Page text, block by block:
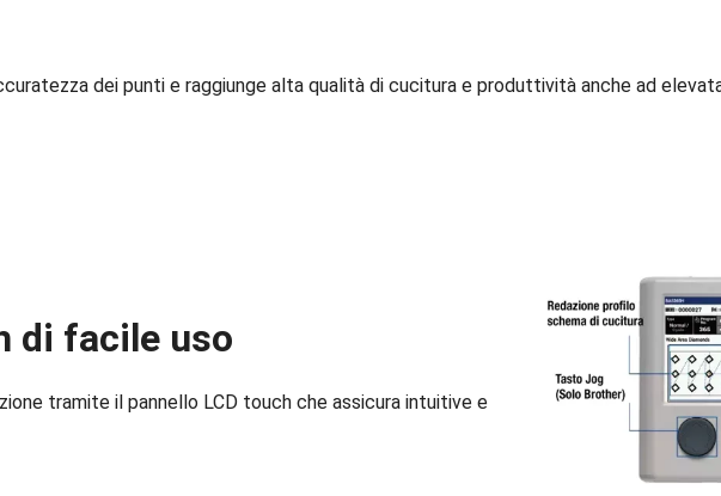
dei punti e raggiunge alta qualità di cucitura e produttività anche ad
di facile uso
tramite il pannello LCD touch che assicura intuitive e